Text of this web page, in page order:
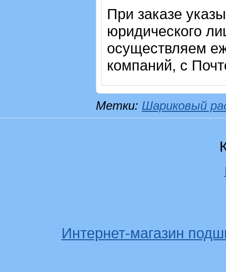
При заказе
юридического
осуществляем
компаний, с
Метки: Шариковый
Интернет-магазин